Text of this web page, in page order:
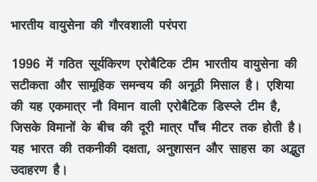
भारतीय वायुसेना की गौरवशाली परंपरा
1996 में गठित सूर्यकिरण एरोबैटिक टीम भारतीय वायुसेना की
सटीकता और सामूहिक समन्वय की अनूठी मिसाल है। एशिया
की यह एकमात्र नौ विमान वाली एरोबैटिक डिस्प्ले टीम है,
जिसके विमानों के बीच की दूरी मात्र पाँच मीटर तक होती है।
यह भारत की तकनीकी दक्षता, अनुशासन और साहस का अद्भुत
उदाहरण है।